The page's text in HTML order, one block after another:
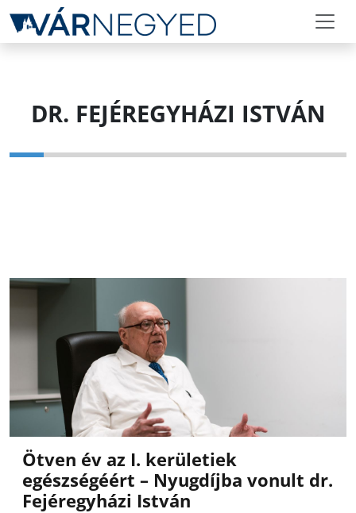
DR. FEJÉREGYHÁZI ISTVÁN
Ötven év az I. kerületiek
egészségéért – Nyugdíjba vonult dr.
Fejéregyházi István